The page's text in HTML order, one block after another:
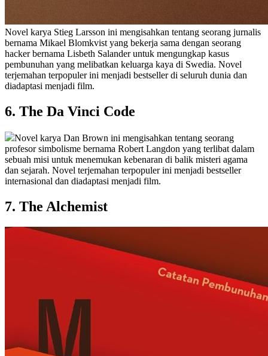
Novel karya Stieg Larsson ini mengisahkan tentang seorang jurnalis
bernama Mikael Blomkvist yang bekerja sama dengan seorang
hacker bernama Lisbeth Salander untuk mengungkap kasus
pembunuhan yang melibatkan keluarga kaya di Swedia. Novel
terjemahan terpopuler ini menjadi bestseller di seluruh dunia dan
diadaptasi menjadi film.
6. The Da Vinci Code
Novel karya Dan Brown ini mengisahkan tentang seorang
profesor simbolisme bernama Robert Langdon yang terlibat dalam
sebuah misi untuk menemukan kebenaran di balik misteri agama
dan sejarah. Novel terjemahan terpopuler ini menjadi bestseller
internasional dan diadaptasi menjadi film.
7. The Alchemist